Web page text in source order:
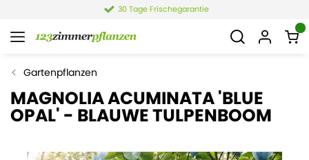
30 Tage Frischegarantie
Gartenpflanzen
MAGNOLIA ACUMINATA 'BLUE
OPAL' - BLAUWE TULPENBOOM